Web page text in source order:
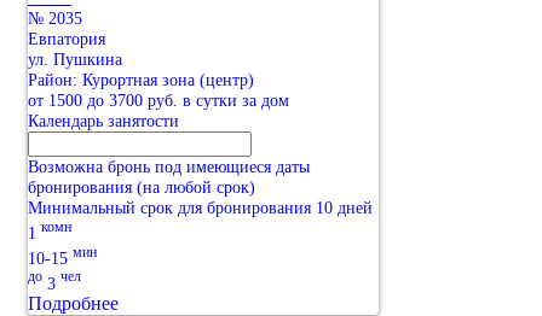
№ 2035
Евпатория
ул. Пушкина
Район: Курортная зона (центр)
от 1500 до 3700 руб. в сутки за дом
Календарь занятости
Возможна бронь под имеющиеся даты
бронирования (на любой срок)
Минимальный срок для бронирования 10 дней
1 комн
10-15 мин
до 3 чел
Подробнее